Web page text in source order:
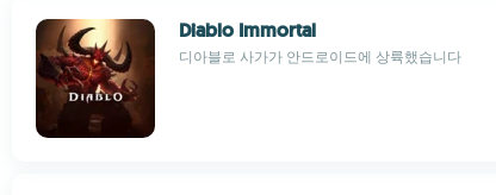
Diablo Immortal
디아블로 사가가 안드로이드에 상륙했습니다